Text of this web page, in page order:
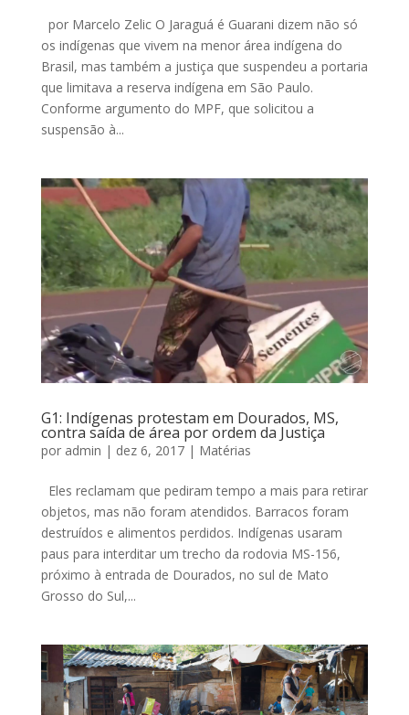
por Marcelo Zelic O Jaraguá é Guarani dizem não só
os indígenas que vivem na menor área indígena do
Brasil, mas também a justiça que suspendeu a portaria
que limitava a reserva indígena em São Paulo.
Conforme argumento do MPF, que solicitou a
suspensão à...
G1: Indígenas protestam em Dourados, MS,
contra saída de área por ordem da Justiça
por admin | dez 6, 2017| Matérias
Eles reclamam que pediram tempo a mais para retirar
objetos, mas não foram atendidos. Barracos foram
destruídos e alimentos perdidos. Indígenas usaram
paus para interditar um trecho da rodovia MS-156,
próximo à entrada de Dourados, no sul de Mato
Grosso do Sul,...